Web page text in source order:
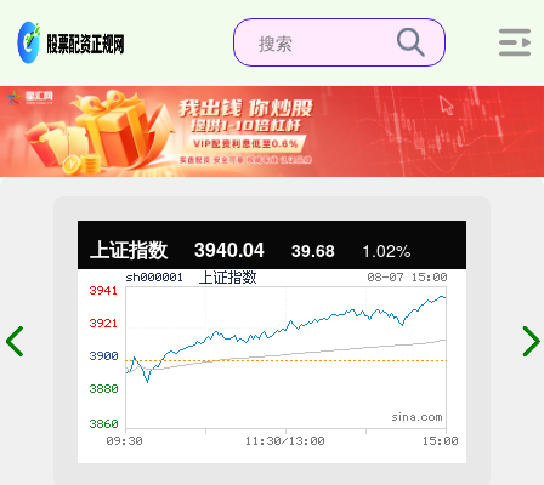
上证指数 3940.04 39.68 1.02%